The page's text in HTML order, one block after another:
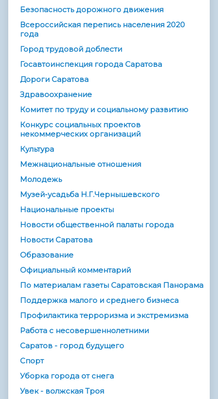
Безопасность дорожного движения
Всероссийская перепись населения 2020
года
Город трудовой доблести
Госавтоинспекция города Саратова
Дороги Саратова
Здравоохранение
Комитет по труду и социальному развитию
Конкурс социальных проектов
некоммерческих организаций
Культура
Межнациональные отношения
Молодежь
Музей-усадьба Н.Г.Чернышевского
Национальные проекты
Новости общественной палаты города
Новости Саратова
Образование
Официальный комментарий
По материалам газеты Саратовская Панорама
Поддержка малого и среднего бизнеса
Профилактика терроризма и экстремизма
Работа с несовершеннолетними
Саратов - город будущего
Спорт
Уборка города от снега
Увек - волжская Троя